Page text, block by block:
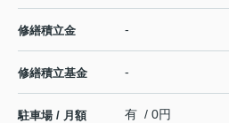
修繕積立金 -
修繕積立基金 -
駐車場 / 月額 有 / 0円